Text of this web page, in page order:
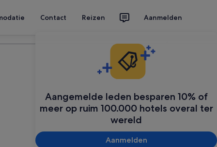
Contact Reizen Aanmelden
Aangemelde leden besparen 10% of
meer op ruim 100.000 hotels overal ter
wereld
Aanmelden